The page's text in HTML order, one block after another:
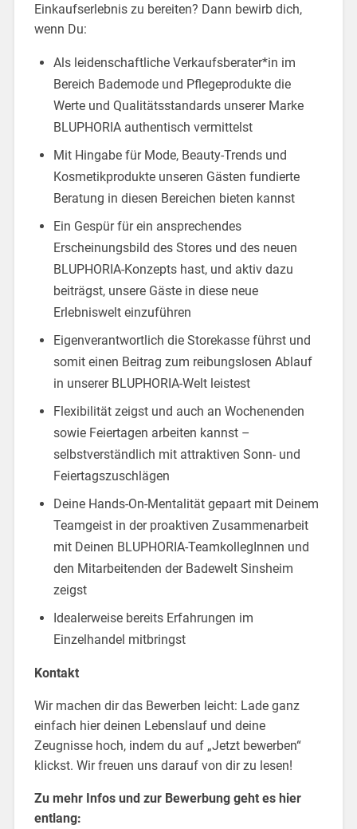
Einkaufserlebnis zu bereiten? Dann bewirb dich,
wenn Du:
Als leidenschaftliche Verkaufsberater*in im
Bereich Bademode und Pflegeprodukte die
Werte und Qualitätsstandards unserer Marke
BLUPHORIA authentisch vermittelst
Mit Hingabe für Mode, Beauty-Trends und
Kosmetikprodukte unseren Gästen fundierte
Beratung in diesen Bereichen bieten kannst
Ein Gespür für ein ansprechendes
Erscheinungsbild des Stores und des neuen
BLUPHORIA-Konzepts hast, und aktiv dazu
beiträgst, unsere Gäste in diese neue
Erlebniswelt einzuführen
Eigenverantwortlich die Storekasse führst und
somit einen Beitrag zum reibungslosen Ablauf
in unserer BLUPHORIA-Welt leistest
Flexibilität zeigst und auch an Wochenenden
sowie Feiertagen arbeiten kannst –
selbstverständlich mit attraktiven Sonn- und
Feiertagszuschlägen
Deine Hands-On-Mentalität gepaart mit Deinem
Teamgeist in der proaktiven Zusammenarbeit
mit Deinen BLUPHORIA-TeamkollegInnen und
den Mitarbeitenden der Badewelt Sinsheim
zeigst
Idealerweise bereits Erfahrungen im
Einzelhandel mitbringst
Kontakt
Wir machen dir das Bewerben leicht: Lade ganz
einfach hier deinen Lebenslauf und deine
Zeugnisse hoch, indem du auf „Jetzt bewerben“
klickst. Wir freuen uns darauf von dir zu lesen!
Zu mehr Infos und zur Bewerbung geht es hier
entlang: